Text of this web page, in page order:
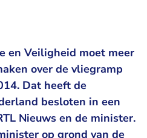
en Veiligheid moet meer
over de vliegramp
Dat heeft de
besloten in een
Nieuws en de minister.
op grond van de